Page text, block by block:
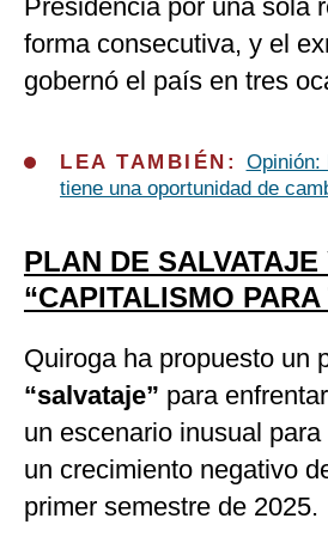
Presidencia por una sola
forma consecutiva, y el
gobernó el país en tres
LEA TAMBIÉN: Opinión:
tiene una oportunidad de
PLAN DE SALVATAJE
“CAPITALISMO PARA
Quiroga ha propuesto un
“salvataje” para
un escenario inusual
un crecimiento negativo
primer semestre de 2025.